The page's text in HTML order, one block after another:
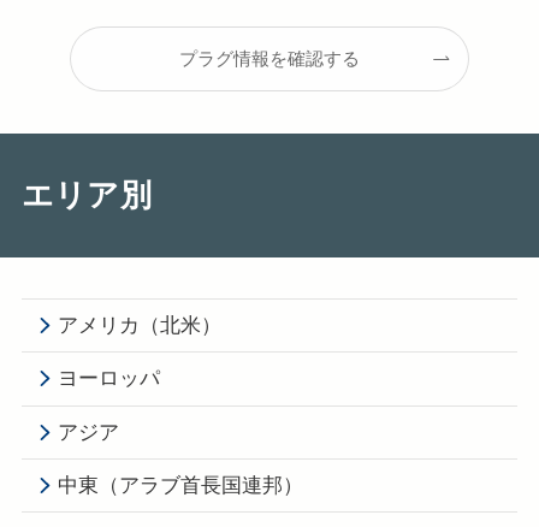
プラグ情報を確認する
エリア別
アメリカ（北米）
ヨーロッパ
アジア
中東（アラブ首長国連邦）